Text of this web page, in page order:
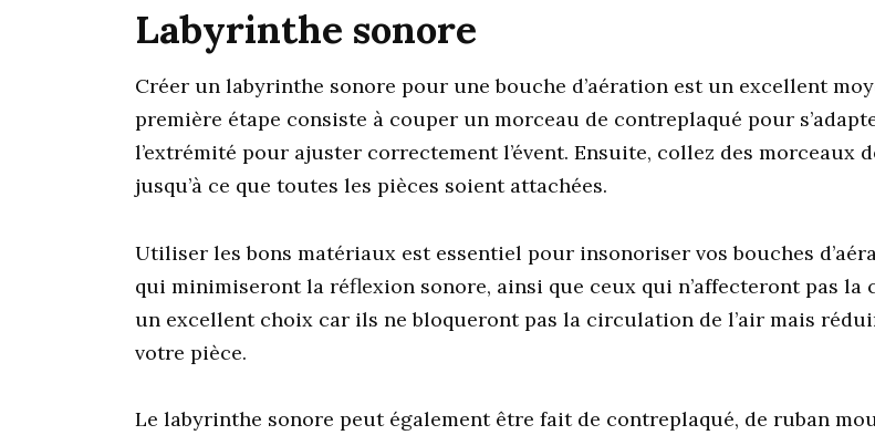
Labyrinthe sonore
Créer un labyrinthe sonore pour une bouche d’aération est un excellent
première étape consiste à couper un morceau de contreplaqué pour
l’extrémité pour ajuster correctement l’évent. Ensuite, collez des morceaux
jusqu’à ce que toutes les pièces soient attachées.
Utiliser les bons matériaux est essentiel pour insonoriser vos bouches
qui minimiseront la réflexion sonore, ainsi que ceux qui n’affecteront pas
un excellent choix car ils ne bloqueront pas la circulation de l’air mais
votre pièce.
Le labyrinthe sonore peut également être fait de contreplaqué, de ruban